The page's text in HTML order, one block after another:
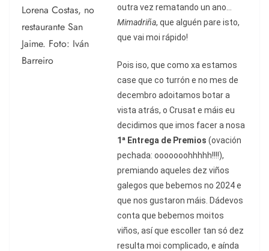
outra vez rematando un ano...
Mimadriña, que alguén pare isto,
que vai moi rápido!
Pois iso, que como xa estamos
case que co turrón e no mes de
decembro adoitamos botar a
vista atrás, o Crusat e máis eu
decidimos que imos facer a nosa
1ª Entrega de Premios (ovación
pechada: ooooooohhhhh!!!!),
premiando aqueles dez viños
galegos que bebemos no 2024 e
que nos gustaron máis. Dádevos
conta que bebemos moitos
viños, así que escoller tan só dez
resulta moi complicado, e aínda